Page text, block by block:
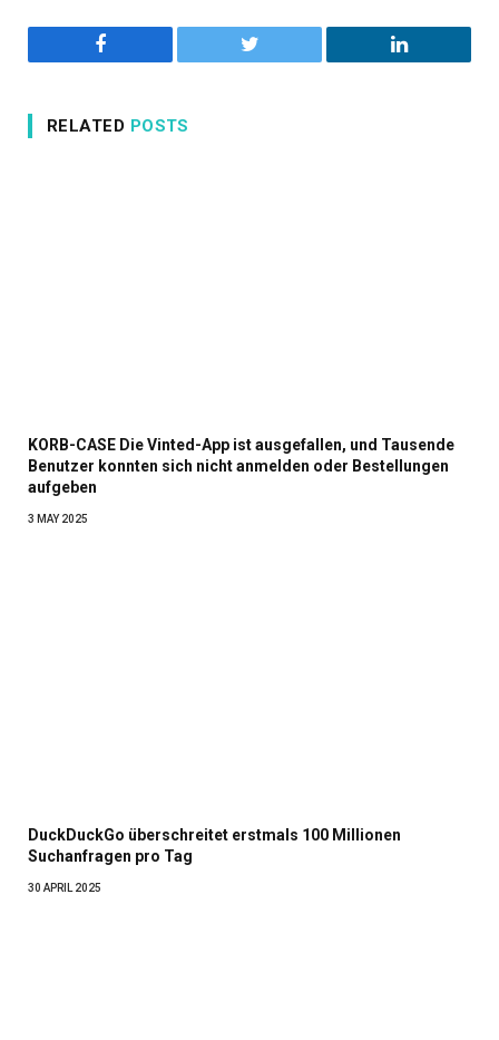
Facebook Twitter LinkedIn
RELATED POSTS
KORB-CASE Die Vinted-App ist ausgefallen, und Tausende
Benutzer konnten sich nicht anmelden oder Bestellungen
aufgeben
3 MAY 2025
DuckDuckGo überschreitet erstmals 100 Millionen
Suchanfragen pro Tag
30 APRIL 2025